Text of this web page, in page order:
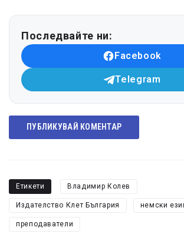
Последвайте ни:
Facebook
Telegram
ПУБЛИКУВАЙ КОМЕНТАР
Етикети Владимир Колев
Издателство Клет България немски
преподаватели